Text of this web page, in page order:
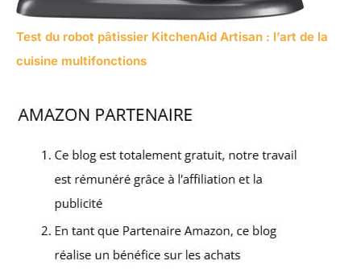
Test du robot pâtissier KitchenAid Artisan : l’art de la
cuisine multifonctions